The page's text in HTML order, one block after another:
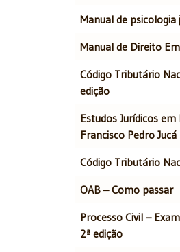
Manual de psicologia
Manual de Direito
Código Tributário
edição
Estudos Jurídicos
Francisco Pedro Jucá
Código Tributário
OAB – Como passar
Processo Civil –
2ª edição